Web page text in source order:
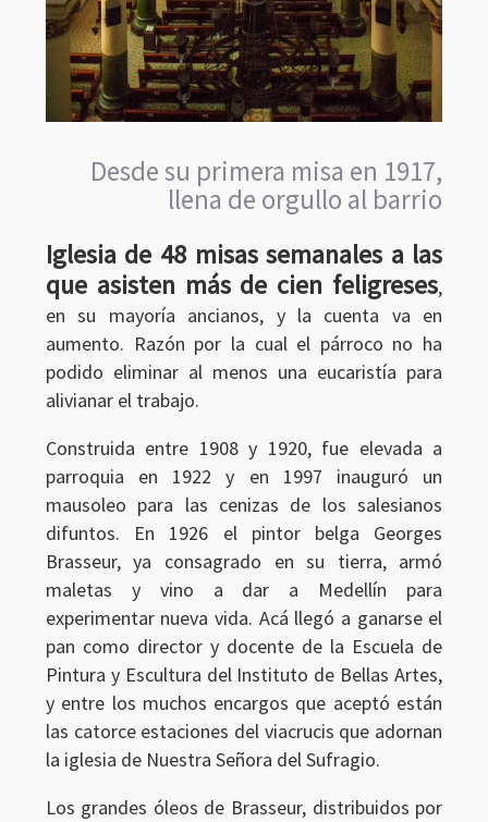
Desde su primera misa en 1917,
llena de orgullo al barrio
Iglesia de 48 misas semanales a las
que asisten más de cien feligreses,
en su mayoría ancianos, y la cuenta va en
aumento. Razón por la cual el párroco no ha
podido eliminar al menos una eucaristía para
alivianar el trabajo.
Construida entre 1908 y 1920, fue elevada a
parroquia en 1922 y en 1997 inauguró un
mausoleo para las cenizas de los salesianos
difuntos. En 1926 el pintor belga Georges
Brasseur, ya consagrado en su tierra, armó
maletas y vino a dar a Medellín para
experimentar nueva vida. Acá llegó a ganarse el
pan como director y docente de la Escuela de
Pintura y Escultura del Instituto de Bellas Artes,
y entre los muchos encargos que aceptó están
las catorce estaciones del viacrucis que adornan
la iglesia de Nuestra Señora del Sufragio.
Los grandes óleos de Brasseur, distribuidos por
Ingresar